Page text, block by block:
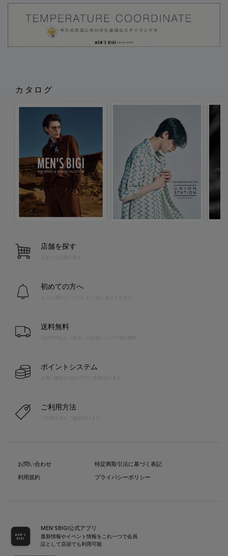
カタログ
店舗を探す
お近くの店舗を探す
初めての方へ
送料無料
10,000円以上（税込）のお買い上げで送料無料
ポイントシステム
お買い物毎に1pt=1円でご利用頂けます
ご利用方法
お問い合わせ
利用規約
特定商取引法に基づく表記
プライバシーポリシー
MEN’SBIGI公式アプリ
最新情報やイベント情報をこれ一つで会員
証として店頭でも利用可能